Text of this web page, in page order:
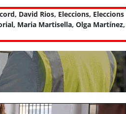
, David Rios, Eleccions, Eleccions
, Maria Martisella, Olga Martínez,